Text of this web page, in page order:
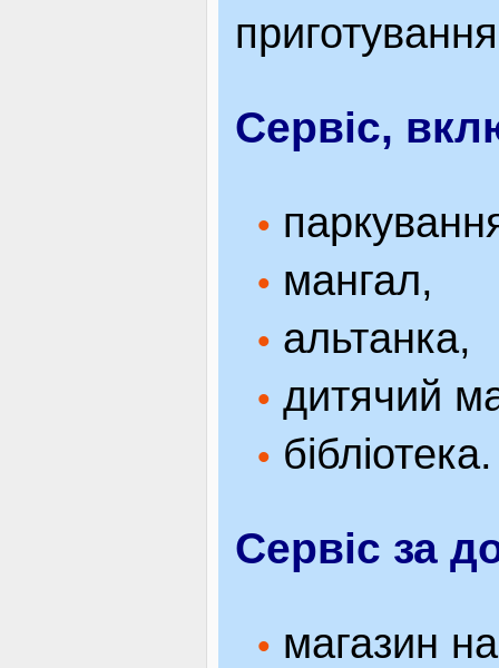
Сервіс,
•
• мангал,
• альтанка,
• дитячий
• бібліотека.
Сервіс за
• магазин